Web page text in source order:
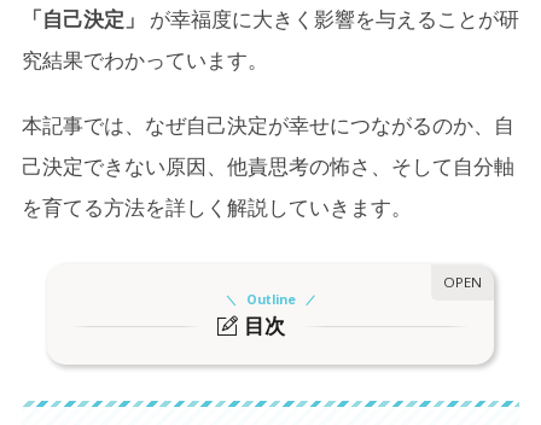
「自己決定」
が幸福度に大きく影響を与えることが研
究結果でわかっています。
本記事では、なぜ自己決定が幸せにつながるのか、自
己決定できない原因、他責思考の怖さ、そして自分軸
を育てる方法を詳しく解説していきます。
目次
Outline
1-1. 自己決定が幸福につながる理由